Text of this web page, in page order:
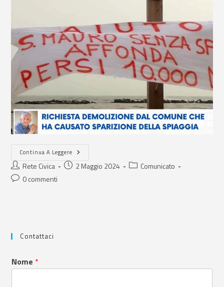
Continua A Leggere
Rete Civica 2 Maggio 2024
Comunicato
0 commenti
Contattaci
Nome *